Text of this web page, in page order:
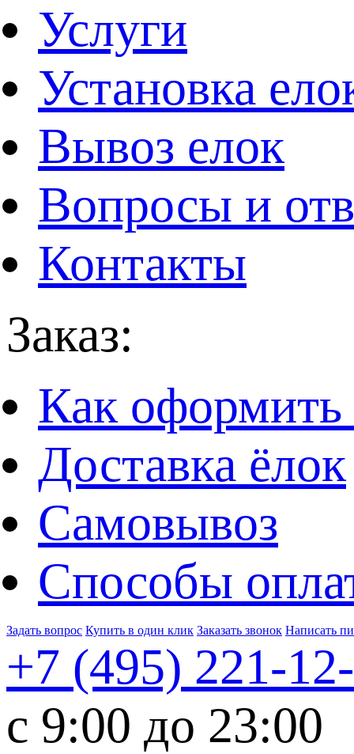
Услуги
Установка
Вывоз елок
Вопросы и
Контакты
Заказ:
Как оформить
Доставка ёлок
Самовывоз
Способы
Задать вопрос Купить в один клик Заказать звонок Написать
+7 (495) 221-
c 9:00 до 23:00